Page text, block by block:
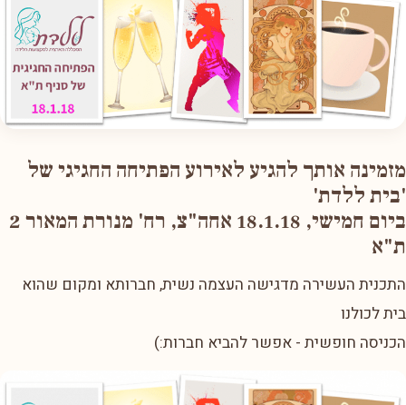
מזמינה אותך להגיע לאירוע הפתיחה החגיגי של
'בית ללדת'
ביום חמישי, 18.1.18 אחה"צ, רח' מנורת המאור 2
ת"א
התכנית העשירה מדגישה העצמה נשית, חברותא ומקום שהוא
בית לכולנו
הכניסה חופשית - אפשר להביא חברות:)